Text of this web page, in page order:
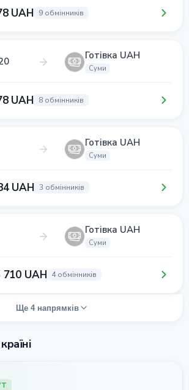
UAH 9 обмінників
Готівка UAH
Суми
UAH 8 обмінників
Готівка UAH
Суми
UAH 3 обмінників
Готівка UAH
Суми
710 UAH 4 обмінників
Ще 4 напрямків